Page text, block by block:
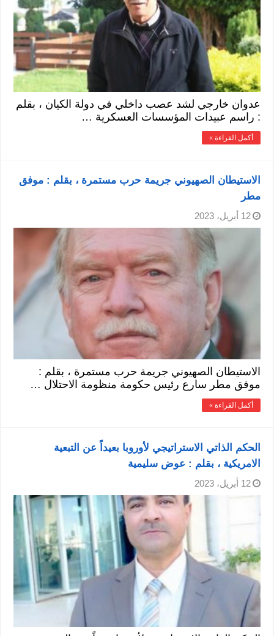
عدوان خارجي لشد عصب داخلي في دولة الكيان ، بقلم
: راسم عبيدات المؤسسات العسكرية …
أكمل القراءة »
الاستيطان الصهيوني جريمة حرب مستمرة ، بقلم : موفق
مطر
12 أبريل، 2023
الاستيطان الصهيوني جريمة حرب مستمرة ، بقلم :
موفق مطر سارع رئيس حكومة منظومة الاحتلال …
أكمل القراءة »
الحكم الذاتي الاستراتيجي لأوروبا بعيداً عن التبعية
الامريكية ، بقلم : عوض سليمية
12 أبريل، 2023